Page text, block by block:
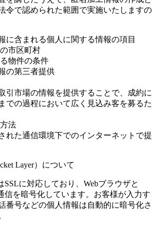
令で認められた範囲で実施いたしますの
に含まれる個人に関する情報の項目
市区町村
物件の条件
の第三者提供
引市場の情報を提供することで、成約に
での過程において広く見込み客を募るた
法
れた通信環境下でのインターネットで提
Layer）について
SSLに対応しており、Webブラウザと
信を暗号化しています。お客様が入力す
番号などの個人情報は自動的に暗号化さ